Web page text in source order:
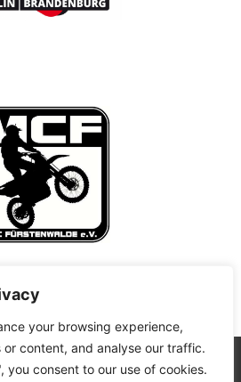
your browsing experience,
or content, and analyse our traffic.
you consent to our use of cookies.